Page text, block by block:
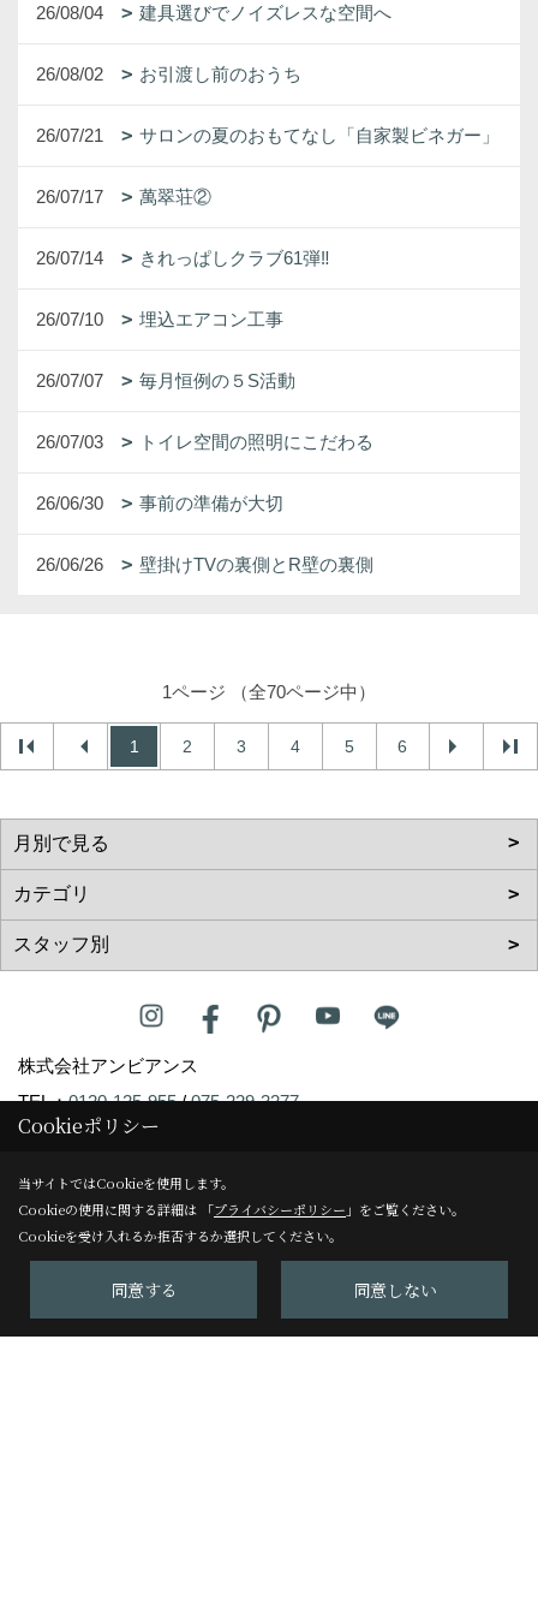
26/08/04 建具選びでノイズレスな空間へ
26/08/02 お引渡し前のおうち
26/07/21 サロンの夏のおもてなし「自家製ビネガー」
26/07/17 萬翠荘②
26/07/14 きれっぱしクラブ61弾‼
26/07/10 埋込エアコン工事
26/07/07 毎月恒例の５S活動
26/07/03 トイレ空間の照明にこだわる
26/06/30 事前の準備が大切
26/06/26 壁掛けTVの裏側とR壁の裏側
1ページ （全70ページ中）
1 2 3 4 5 6
株式会社アンビアンス
TEL：0120-125-955/075-229-3277
FAX：075-229-3278
アンビアンスリフォームサロン
〒604-8247
京都市中京区塩屋町59
075-229-3007
FAX：075-229-3008
Cookieポリシー
当サイトではCookieを使用します。
Cookieの使用に関する詳細は 「プライバシーポリシー 」をご覧ください。
Cookieを受け入れるか拒否するか選択してください。
同意する 同意しない